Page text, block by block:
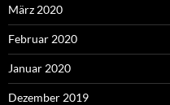
März 2020
Februar 2020
Januar 2020
Dezember 2019